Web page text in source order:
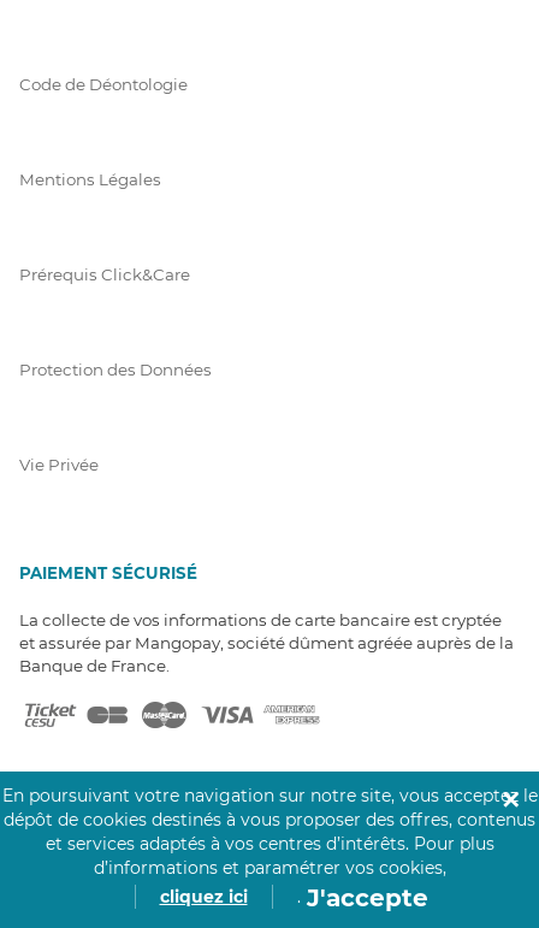
Code de Déontologie
Mentions Légales
Prérequis Click&Care
Protection des Données
Vie Privée
PAIEMENT SÉCURISÉ
La collecte de vos informations de carte bancaire est cryptée
et assurée par Mangopay, société dûment agréée auprès de la
Banque de France.
NOS PARTENAIRES
Click&Care est soutenu par les Groupes
Caisse des Dépôts et MAIF.
En poursuivant votre navigation sur notre site, vous acceptez le
dépôt de cookies destinés à vous proposer des offres, contenus
et services adaptés à vos centres d’intérêts. Pour plus
d’informations et paramétrer vos cookies,
cliquez ici
. J'accepte
✕